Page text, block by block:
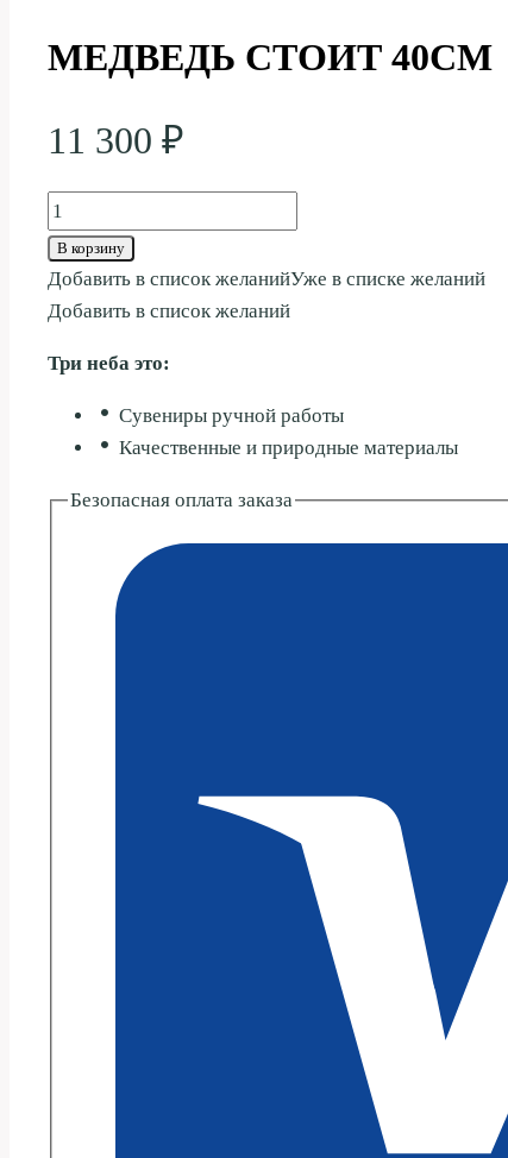
МЕДВЕДЬ СТОИТ 40СМ
11 300 ₽
Количество
товара
МЕДВЕДЬ
СТОИТ
В корзину
Добавить в список желанийУже в списке желаний
Добавить в список желаний
Три неба это:
Сувениры ручной работы
Качественные и природные материалы
Безопасная оплата заказа